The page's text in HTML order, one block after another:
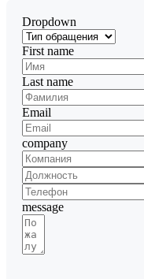
Dropdown
First name
Last name
Email
company
message